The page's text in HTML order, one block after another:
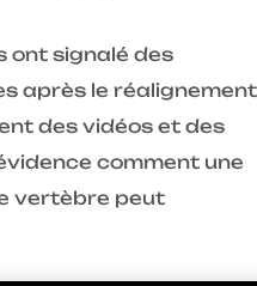
ont signalé des
après le réalignement
des vidéos et des
comment une
vertèbre peut